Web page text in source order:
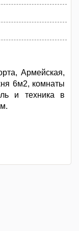
Армейская,
6м2, комнаты
и техника в